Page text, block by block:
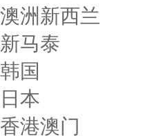
澳洲新西兰
新马泰
韩国
日本
香港澳门